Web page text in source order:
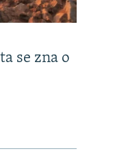
se zna o